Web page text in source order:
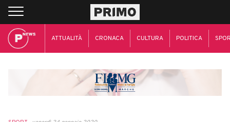
ATTUALITÀ CRONACA CULTURA POLITICA